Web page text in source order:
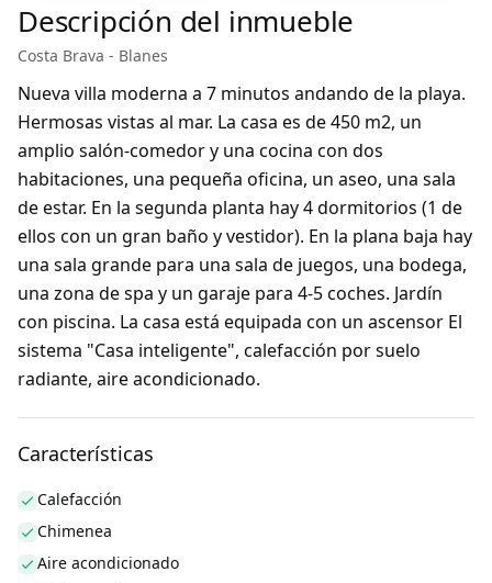
Descripción del inmueble
Costa Brava - Blanes
Nueva villa moderna a 7 minutos andando de la playa.
Hermosas vistas al mar. La casa es de 450 m2, un
amplio salón-comedor y una cocina con dos
habitaciones, una pequeña oficina, un aseo, una sala
de estar. En la segunda planta hay 4 dormitorios (1 de
ellos con un gran baño y vestidor). En la plana baja hay
una sala grande para una sala de juegos, una bodega,
una zona de spa y un garaje para 4-5 coches. Jardín
con piscina. La casa está equipada con un ascensor El
sistema "Casa inteligente", calefacción por suelo
radiante, aire acondicionado.
Características
Calefacción
Chimenea
Aire acondicionado